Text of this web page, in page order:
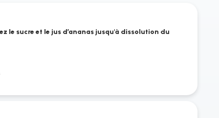
le sucre et le jus d’ananas jusqu'à dissolution du